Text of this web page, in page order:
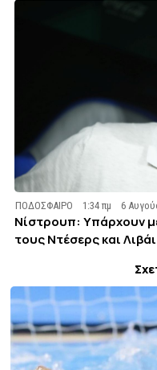
ΠΟΔΟΣΦΑΙΡΟ 1:34 πμ 6
Νίστρουπ: Υπάρχουν
τους Ντέσερς και